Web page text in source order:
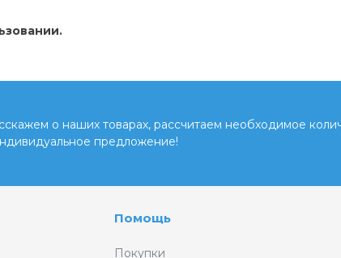
о наших товарах, рассчитаем необходимое
предложение!
Помощь
Покупки